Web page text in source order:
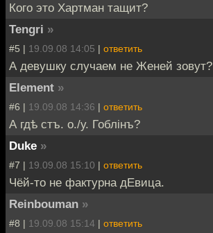
Кого это Хартман тащит?
Tengri »
#5 | 19.09.08 14:05 | ответить
А девушку случаем не Женей зовут?
Element »
#6 | 19.09.08 14:36 | ответить
А гдѣ стъ. о./у. Гоблiнъ?
Duke »
#7 | 19.09.08 15:10 | ответить
Чёй-то не фактурна дЕвица.
Reinbouman »
#8 | 19.09.08 15:14 | ответить